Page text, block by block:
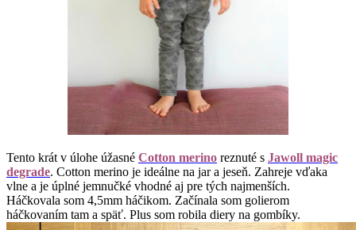
Tento krát v úlohe úžasné Cotton merino reznuté s Jawoll magic
degrade. Cotton merino je ideálne na jar a jeseň. Zahreje vďaka
vlne a je úplné jemnučké vhodné aj pre tých najmenších.
Háčkovala som 4,5mm háčikom. Začínala som golierom
háčkovaním tam a späť. Plus som robila diery na gombíky.